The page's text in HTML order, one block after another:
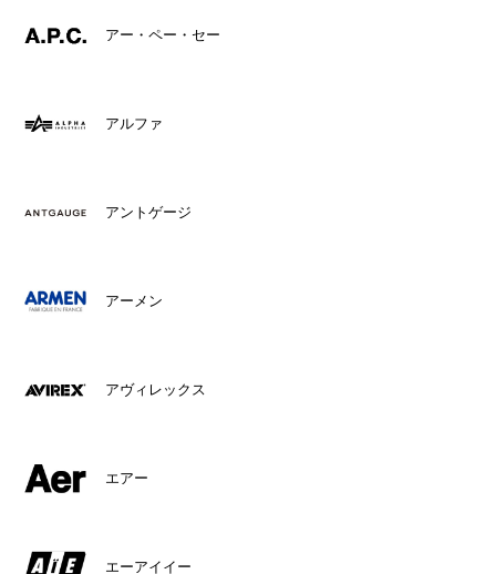
アー・ペー・セー
アルファ
アントゲージ
アーメン
アヴィレックス
エアー
エーアイイー